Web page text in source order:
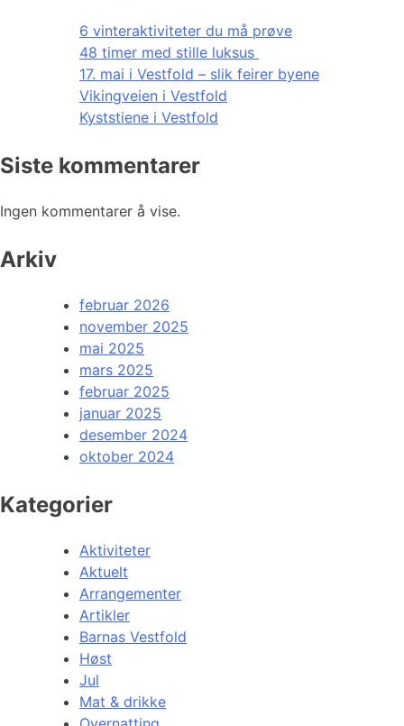
6 vinteraktiviteter du må prøve
48 timer med stille luksus
17. mai i Vestfold – slik feirer byene
Vikingveien i Vestfold
Kyststiene i Vestfold
Siste kommentarer
Ingen kommentarer å vise.
Arkiv
februar 2026
november 2025
mai 2025
mars 2025
februar 2025
januar 2025
desember 2024
oktober 2024
Kategorier
Aktiviteter
Aktuelt
Arrangementer
Artikler
Barnas Vestfold
Høst
Jul
Mat & drikke